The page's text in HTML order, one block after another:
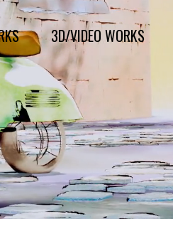
3D/VIDEO WORKS